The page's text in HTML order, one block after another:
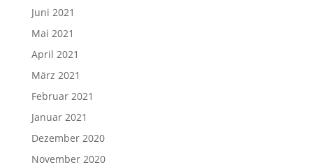
Juni 2021
Mai 2021
April 2021
März 2021
Februar 2021
Januar 2021
Dezember 2020
November 2020